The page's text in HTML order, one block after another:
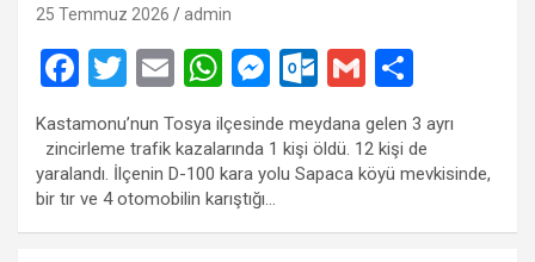
25 Temmuz 2026 admin
F
ce
b
o
T
wi
tt
er
E
ail
W
at
s
A
M
es
se
n
g
O
ut
lo
o
G
m
ail
h
ar
e
Kastamonu’nun Tosya ilçesinde meydana gelen 3 ayrı
zincirleme trafik kazalarında 1 kişi öldü. 12 kişi de
yaralandı. İlçenin D-100 kara yolu Sapaca köyü mevkisinde,
bir tır ve 4 otomobilin karıştığı…